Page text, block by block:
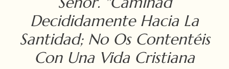
Decididamente Hacia La
Santidad; No Os Contentéis
Con Una Vida Cristiana